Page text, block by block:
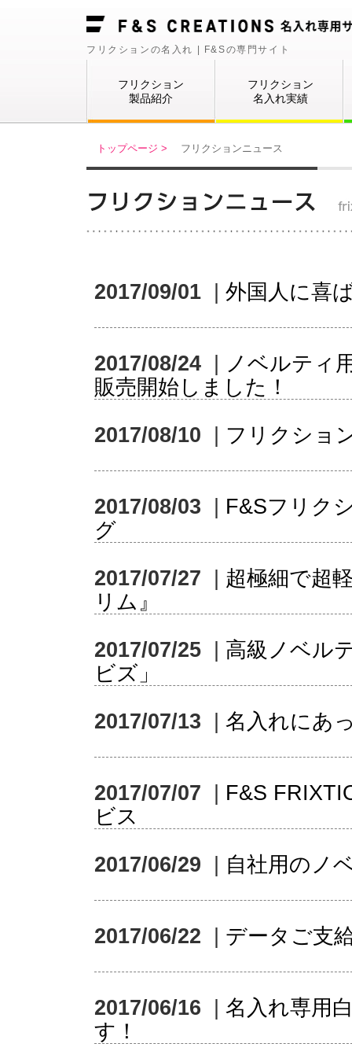
フリクションの名入れ | F&Sの専門サイト
フリクション
製品紹介
フリクション
名入れ実績
トップページ > フリクションニュース
2017/09/01 外国人に喜
2017/08/24
ノベルティ
販売開始しました！
2017/08/10 フリクショ
2017/08/03
F&Sフリク
グ
2017/07/27
超極細で超
リム』
2017/07/25
高級ノベル
ビズ」
2017/07/13 名入れにあ
2017/07/07
F&S
ビス
2017/06/29 自社用のノ
2017/06/22 データご支
2017/06/16
名入れ専用
す！